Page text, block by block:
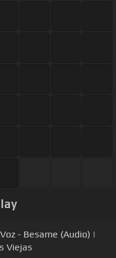
- Besame (Audio) |
Viejas